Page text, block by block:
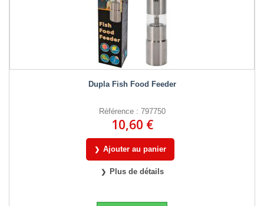
Dupla Fish Food Feeder
Référence : 797750
10,60 €
Ajouter au panier
Plus de détails